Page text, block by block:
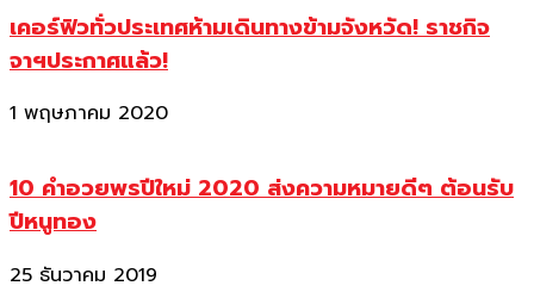
เคอร์ฟิวทั่วประเทศห้ามเดินทางข้ามจังหวัด! ราชกิจ
จาฯประกาศแล้ว!
1 พฤษภาคม 2020
10 คำอวยพรปีใหม่ 2020 ส่งความหมายดีๆ ต้อนรับ
ปีหนูทอง
25 ธันวาคม 2019